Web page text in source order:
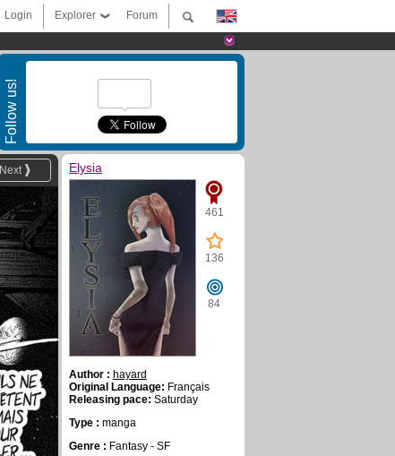
Forum
Explorer
Login
Follow us!
Next Elysia
461
136
84
Author : hayard
Original Language: Français
Releasing pace: Saturday
Type : manga
Genre : Fantasy - SF